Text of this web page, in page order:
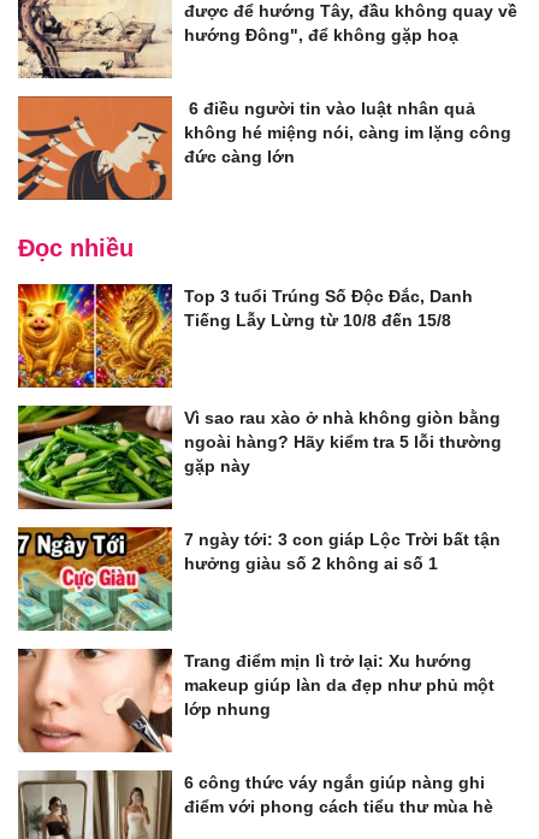
được để hướng Tây, đầu không quay về
hướng Đông", để không gặp hoạ
6 điều người tin vào luật nhân quả
không hé miệng nói, càng im lặng công
đức càng lớn
Đọc nhiều
Top 3 tuổi Trúng Số Độc Đắc, Danh
Tiếng Lẫy Lừng từ 10/8 đến 15/8
Vì sao rau xào ở nhà không giòn bằng
ngoài hàng? Hãy kiểm tra 5 lỗi thường
gặp này
7 ngày tới: 3 con giáp Lộc Trời bất tận
hưởng giàu số 2 không ai số 1
Trang điểm mịn lì trở lại: Xu hướng
makeup giúp làn da đẹp như phủ một
lớp nhung
6 công thức váy ngắn giúp nàng ghi
điểm với phong cách tiểu thư mùa hè